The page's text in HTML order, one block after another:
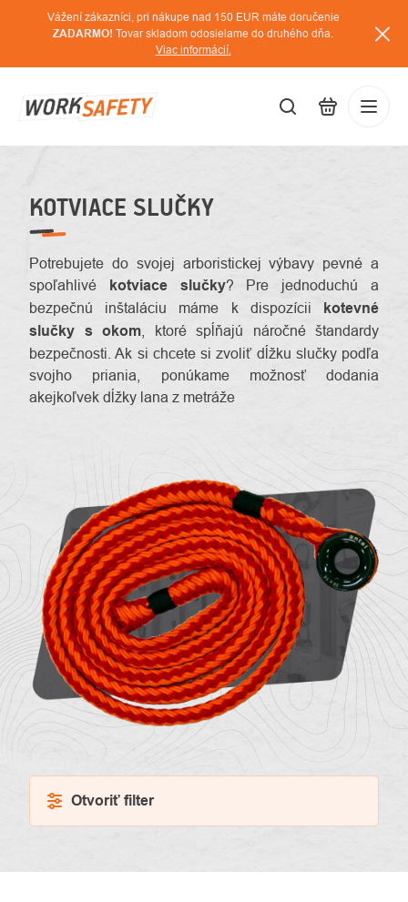
Vážení zákazníci, pri nákupe nad 150 EUR máte doručenie
ZADARMO! Tovar skladom odosielame do druhého dňa.
Viac informácií.
nás
KOTVIACE SLUČKY
Potrebujete do svojej arboristickej výbavy pevné a
spoľahlivé kotviace slučky? Pre jednoduchú a
bezpečnú inštaláciu máme k dispozícii kotevné
slučky s okom , ktoré spĺňajú náročné štandardy
bezpečnosti. Ak si chcete si zvoliť dĺžku slučky podľa
svojho priania, ponúkame možnosť dodania
akejkoľvek dĺžky lana z metráže
Otvoriť filter